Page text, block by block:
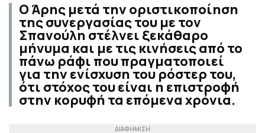
Ο Άρης μετά την οριστικοποίηση
της συνεργασίας του με τον
Σπανούλη στέλνει ξεκάθαρο
μήνυμα και με τις κινήσεις από το
πάνω ράφι που πραγματοποιεί
για την ενίσχυση του ρόστερ του,
ότι στόχος του είναι η επιστροφή
στην κορυφή τα επόμενα χρόνια.